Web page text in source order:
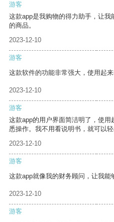
游客
这款app是我购物的得力助手，让
的商品。
2023-12-10
游客
这款软件的功能非常强大，使用起来
2023-12-10
游客
这款app的用户界面简洁明了，使
悉操作。我不用看说明书，就可以轻
2023-12-10
游客
这款app就像我的财务顾问，让我能
2023-12-10
游客